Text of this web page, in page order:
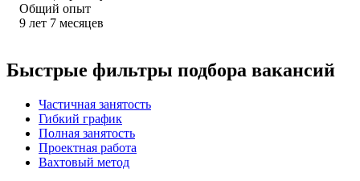
Общий опыт
9 лет 7 месяцев
Быстрые фильтры подбора вакансий
Частичная занятость
Гибкий график
Полная занятость
Проектная работа
Вахтовый метод